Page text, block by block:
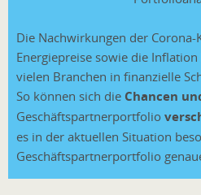
Die Nachwirkungen der Corona-
Energiepreise sowie die
vielen Branchen in finanzielle
So können sich die Chancen
Geschäftspartnerportfolio
es in der aktuellen Situation
Geschäftspartnerportfolio